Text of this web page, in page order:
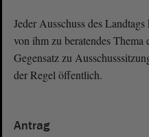
Jeder Ausschuss des
von ihm zu beratendes
Gegensatz zu
der Regel öffentlich.
Antrag